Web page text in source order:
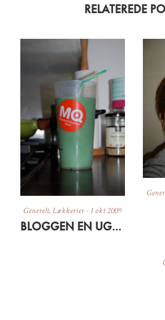
RELATEREDE
Generelt,Lækkerier- 1 okt 2009
BLOGGEN EN UGE GAMMEL + GRØN MORGENMAD